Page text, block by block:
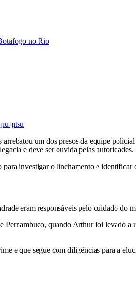
no Rio
jiu-jitsu
um dos presos da equipe
e deve ser ouvida pelas autoridades.
investigar o linchamento e
eram responsáveis pelo cuidado do
quando Arthur foi levado a
e que segue com diligências para a